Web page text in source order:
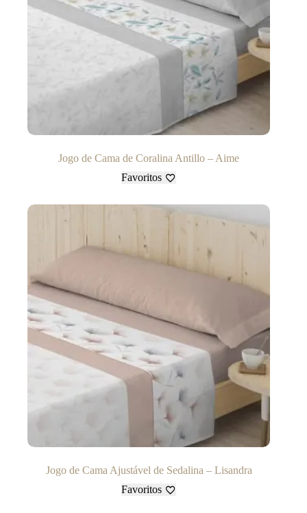
Jogo de Cama de Coralina Antillo – Aime
Favoritos
Jogo de Cama Ajustável de Sedalina – Lisandra
Favoritos